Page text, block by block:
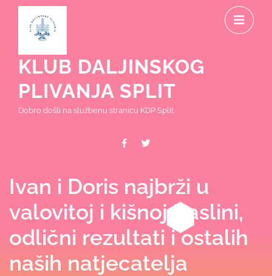
content
KLUB DALJINSKOG
PLIVANJA SPLIT
Dobro došli na službenu stranicu KDP Split
Facebook
Ivan i Doris najbrži u
valovitoj i kišnoj Raslini,
odlični rezultati i ostalih
naših natjecatelja